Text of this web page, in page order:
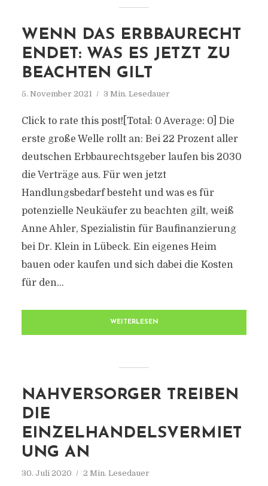
WENN DAS ERBBAURECHT
ENDET: WAS ES JETZT ZU
BEACHTEN GILT
5. November 2021 3 Min. Lesedauer
Click to rate this post![Total: 0 Average: 0] Die
erste große Welle rollt an: Bei 22 Prozent aller
deutschen Erbbaurechtsgeber laufen bis 2030
die Verträge aus. Für wen jetzt
Handlungsbedarf besteht und was es für
potenzielle Neukäufer zu beachten gilt, weiß
Anne Ahler, Spezialistin für Baufinanzierung
bei Dr. Klein in Lübeck. Ein eigenes Heim
bauen oder kaufen und sich dabei die Kosten
für den...
WEITERLESEN
NAHVERSORGER TREIBEN
DIE
EINZELHANDELSVERMIET
UNG AN
30. Juli 2020 2 Min. Lesedauer